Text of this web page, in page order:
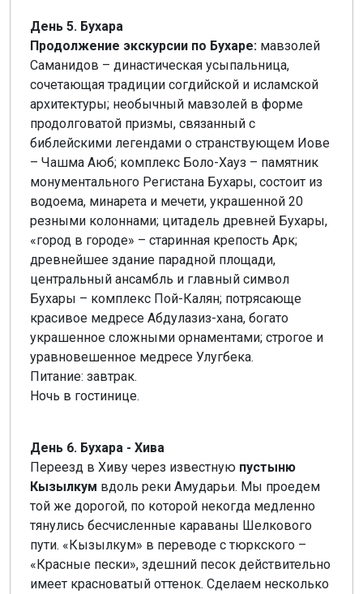
День 5. Бухара
Продолжение экскурсии по Бухаре: мавзолей
Саманидов – династическая усыпальница,
сочетающая традиции согдийской и исламской
архитектуры; необычный мавзолей в форме
продолговатой призмы, связанный с
библейскими легендами о странствующем Иове
– Чашма Аюб; комплекс Боло-Хауз – памятник
монументального Регистана Бухары, состоит из
водоема, минарета и мечети, украшенной 20
резными колоннами; цитадель древней Бухары,
«город в городе» – старинная крепость Арк;
древнейшее здание парадной площади,
центральный ансамбль и главный символ
Бухары – комплекс Пой-Калян; потрясающе
красивое медресе Абдулазиз-хана, богато
украшенное сложными орнаментами; строгое и
уравновешенное медресе Улугбека.
Питание: завтрак.
Ночь в гостинице.
День 6. Бухара - Хива
Переезд в Хиву через известную пустыню
Кызылкум вдоль реки Амударьи. Мы проедем
той же дорогой, по которой некогда медленно
тянулись бесчисленные караваны Шелкового
пути. «Кызылкум» в переводе с тюркского –
«Красные пески», здешний песок действительно
имеет красноватый оттенок. Сделаем несколько